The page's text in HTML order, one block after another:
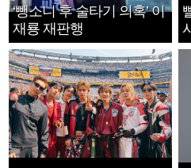
‘뺑소니 후 술타기 의혹’ 이
재룡 재판행